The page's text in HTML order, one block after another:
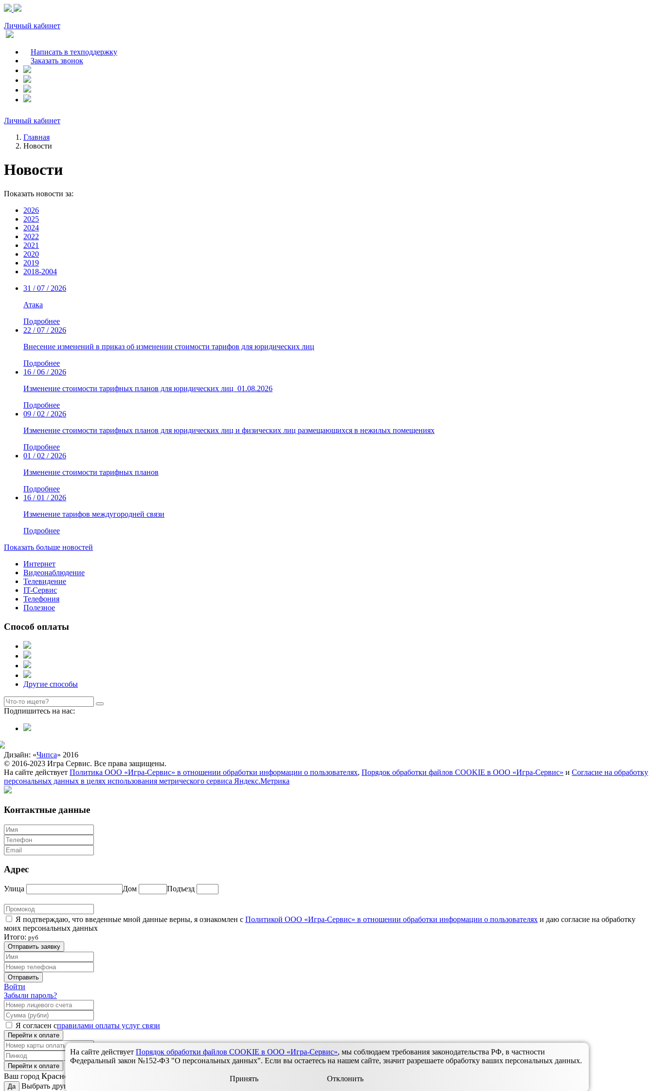
Личный кабинет
Написать в техподдержку
Заказать звонок
Личный кабинет
Главная
Новости
Новости
Показать новости за:
2026
2025
2024
2022
2021
2020
2019
2018-2004
31 / 07 / 2026
Атака
Подробнее
22 / 07 / 2026
Внесение изменений в приказ об изменении стоимости тарифов для юридических лиц
Подробнее
16 / 06 / 2026
Изменение стоимости тарифных планов для юридических лиц_01.08.2026
Подробнее
09 / 02 / 2026
Изменение стоимости тарифных планов для юридических лиц и физических лиц размещающихся в нежилых помещениях
Подробнее
01 / 02 / 2026
Изменение стоимости тарифных планов
Подробнее
16 / 01 / 2026
Изменение тарифов междугородней связи
Подробнее
Показать больше новостей
Интернет
Видеонаблюдение
Телевидение
IT-Сервис
Телефония
Полезное
Способ оплаты
Другие способы
Подпишитесь на нас:
Дизайн: «Чипса» 2016
© 2016-2023 Игра Сервис. Все права защищены.
На сайте действует Политика ООО «Игра-Сервис» в отношении обработки информации о пользователях, Порядок обработки файлов COOKIE в ООО «Игра-Сервис» и Согласие на обработку
персональных данных в целях использования метрического сервиса Яндекс.Метрика
Контактные данные
Адрес
Улица Дом Подъезд
Я подтверждаю, что введенные мной данные верны, я ознакомлен с Политикой ООО «Игра-Сервис» в отношении обработки информации о пользователях и даю согласие на обработку
моих персональных данных
Итого: руб
Отправить заявку
Отправить
Войти
Забыли пароль?
Я согласен справилами оплаты услуг связи
Перейти к оплате
Перейти к оплате
Ваш город Красноярск?
Да Выбрать другой:
На сайте действуетПорядок обработки файлов COOKIE в ООО «Игра-Сервис», мы соблюдаем требования законодательства РФ, в частности
Федеральный закон №152-ФЗ "О персональных данных". Если вы остаетесь на нашем сайте, значит разрешаете обработку ваших персональных данных.
Принять Отклонить